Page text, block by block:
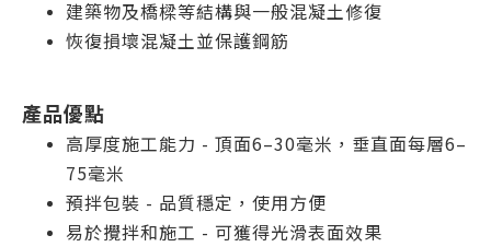
建築物及橋樑等結構與一般混凝土修復
恢復損壞混凝土並保護鋼筋
產品優點
高厚度施工能力 - 頂面6–30毫米，垂直面每層6–
75毫米
預拌包裝 - 品質穩定，使用方便
易於攪拌和施工 - 可獲得光滑表面效果